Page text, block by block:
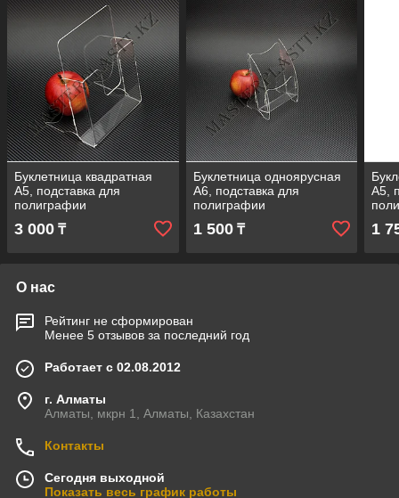
Буклетница квадратная
А5, подставка для
полиграфии
3 000 ₸
Буклетница одноярусная
А6, подставка для
полиграфии
1 500₸
А5,
1
О нас
Рейтинг не сформирован
Менее 5 отзывов за последний год
Работает с 02.08.2012
г. Алматы
Алматы, мкрн 1, Алматы, Казахстан
Контакты
Сегодня выходной
Показать весь график работы